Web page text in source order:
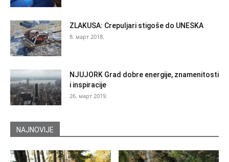
ZLAKUSA: Crepuljari stigoše do UNESKA
8. март 2018.
NJUJORK Grad dobre energije, znamenitosti
i inspiracije
26. март 2019.
NAJNOVIJE